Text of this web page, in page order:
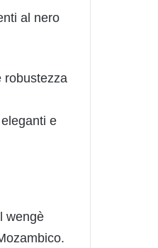
al nero
robustezza
e
wengè